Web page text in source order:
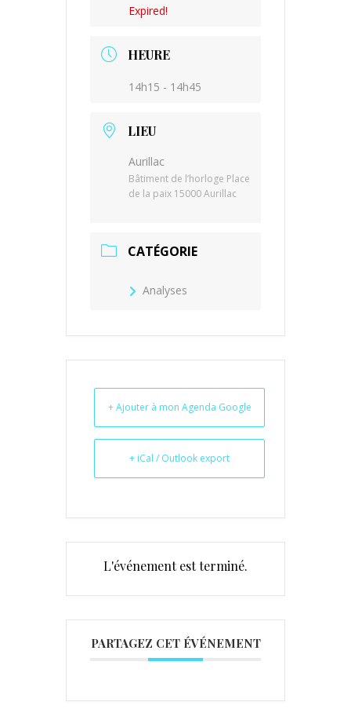
Expired!
HEURE
14h15 - 14h45
LIEU
Aurillac
Bâtiment de l’horloge Place
de la paix 15000 Aurillac
CATÉGORIE
Analyses
+ Ajouter à mon Agenda Google
+ iCal / Outlook export
L'événement est terminé.
PARTAGEZ CET ÉVÉNEMENT